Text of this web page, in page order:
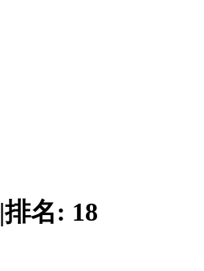
|排名: 18